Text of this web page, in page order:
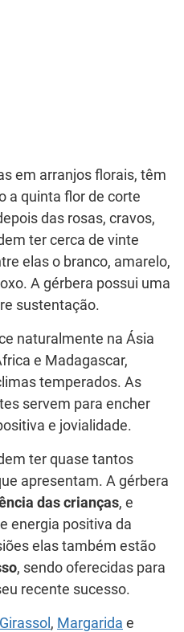
em arranjos florais, têm
a quinta flor de corte
das rosas, cravos,
ter cerca de vinte
elas o branco, amarelo,
A gérbera possui uma
sustentação.
naturalmente na Ásia
e Madagascar,
temperados. As
servem para encher
e jovialidade.
ter quase tantos
apresentam. A gérbera
das crianças, e
energia positiva da
elas também estão
, sendo oferecidas para
recente sucesso.
, Margarida e